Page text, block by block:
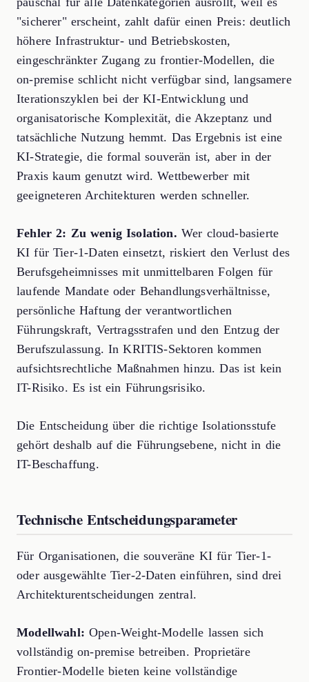
"sicherer" erscheint, zahlt dafür einen Preis: deutlich
höhere Infrastruktur- und Betriebskosten,
eingeschränkter Zugang zu frontier-Modellen, die
on-premise schlicht nicht verfügbar sind, langsamere
Iterationszyklen bei der KI-Entwicklung und
organisatorische Komplexität, die Akzeptanz und
tatsächliche Nutzung hemmt. Das Ergebnis ist eine
KI-Strategie, die formal souverän ist, aber in der
Praxis kaum genutzt wird. Wettbewerber mit
geeigneteren Architekturen werden schneller.
Fehler 2: Zu wenig Isolation. Wer cloud-basierte
KI für Tier-1-Daten einsetzt, riskiert den Verlust des
Berufsgeheimnisses mit unmittelbaren Folgen für
laufende Mandate oder Behandlungsverhältnisse,
persönliche Haftung der verantwortlichen
Führungskraft, Vertragsstrafen und den Entzug der
Berufszulassung. In KRITIS-Sektoren kommen
aufsichtsrechtliche Maßnahmen hinzu. Das ist kein
IT-Risiko. Es ist ein Führungsrisiko.
Die Entscheidung über die richtige Isolationsstufe
gehört deshalb auf die Führungsebene, nicht in die
IT-Beschaffung.
Technische Entscheidungsparameter
Für Organisationen, die souveräne KI für Tier-1-
oder ausgewählte Tier-2-Daten einführen, sind drei
Architekturentscheidungen zentral.
Modellwahl: Open-Weight-Modelle lassen sich
vollständig on-premise betreiben. Proprietäre
Frontier-Modelle bieten keine vollständige